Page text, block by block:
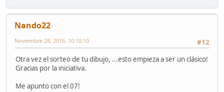
Nando22
#12
Noviembre 28, 2016, 10:10:10
Otra vez el sorteo de tu dibujo, ...esto empieza a ser un clásico!
Gracias por la iniciativa.
Me apunto con el 07!